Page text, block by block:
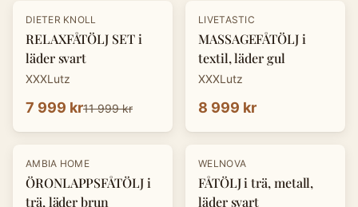
-33%
DIETER KNOLL
RELAXFÅTÖLJ SET i
läder svart
XXXLutz
7 999 kr11 999 kr
LIVETASTIC
MASSAGEFÅTÖLJ i
textil, läder gul
XXXLutz
8 999 kr
-30%
AMBIA HOME
ÖRONLAPPSFÅTÖLJ i
trä, läder brun
-30 %
WELNOVA
FÅTÖLJ i trä, metall,
läder svart